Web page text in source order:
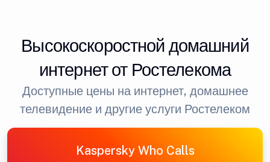
Высокоскоростной домашний
интернет от Ростелекома
Доступные цены на интернет, домашнее
телевидение и другие услуги Ростелеком
Kaspersky Who Calls